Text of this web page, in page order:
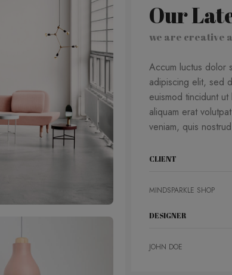
Our
we are creative
Accum luctus dolor
adipiscing elit, sed
euismod tincidunt
aliquam erat
veniam, quis
CLIENT
MINDSPARKLE SHOP
DESIGNER
JOHN DOE